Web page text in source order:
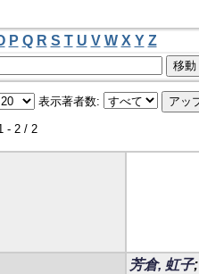
P Q R S T U V W X Y Z
表示著者数:
- 2 / 2
芳倉, 虹子;